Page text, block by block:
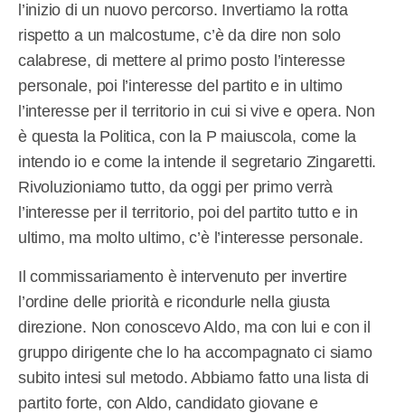
l’inizio di un nuovo percorso. Invertiamo la rotta
rispetto a un malcostume, c’è da dire non solo
calabrese, di mettere al primo posto l’interesse
personale, poi l’interesse del partito e in ultimo
l’interesse per il territorio in cui si vive e opera. Non
è questa la Politica, con la P maiuscola, come la
intendo io e come la intende il segretario Zingaretti.
Rivoluzioniamo tutto, da oggi per primo verrà
l’interesse per il territorio, poi del partito tutto e in
ultimo, ma molto ultimo, c’è l’interesse personale.
Il commissariamento è intervenuto per invertire
l’ordine delle priorità e ricondurle nella giusta
direzione. Non conoscevo Aldo, ma con lui e con il
gruppo dirigente che lo ha accompagnato ci siamo
subito intesi sul metodo. Abbiamo fatto una lista di
partito forte, con Aldo, candidato giovane e